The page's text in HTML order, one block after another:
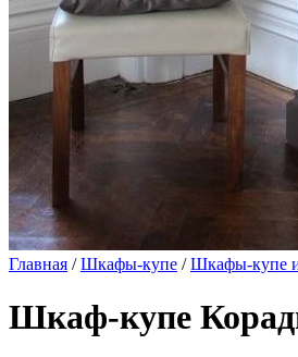
Главная /Шкафы-купе /Шкафы-купе
Шкаф-купе